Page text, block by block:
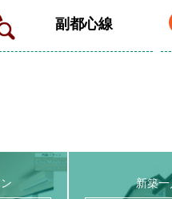
副都心線
新築一